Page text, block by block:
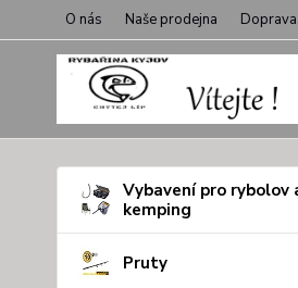
O nás Naše prodejna
Vybavení pro rybolov
kemping
Pruty